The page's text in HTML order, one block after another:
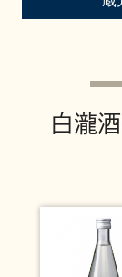
お問い合わせ
白瀧